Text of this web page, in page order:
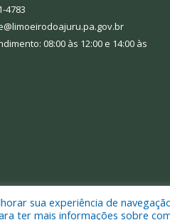
4783
08:00 às 12:00 e 14:00 às
reservados a Prefeitura Municipal
sua experiência de
ter mais informações sobre